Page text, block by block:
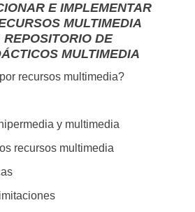
E IMPLEMENTAR
MULTIMEDIA
DE
MULTIMEDIA
recursos multimedia?
y multimedia
recursos multimedia